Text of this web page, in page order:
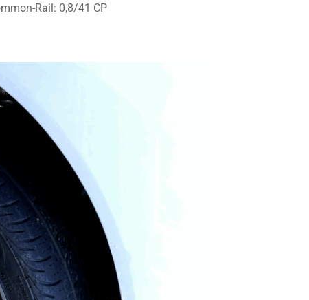
Rail: 0,8/41 CP